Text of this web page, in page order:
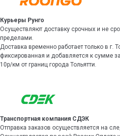
Курьеры Рунго
Осуществляют доставку срочных и не
пределами.
Доставка временно работает только в г.
фиксированная и добавляется к сумме
10р/км от границ города Тольятти.
Транспортная компания СДЭК
Отправка заказов осуществляется на